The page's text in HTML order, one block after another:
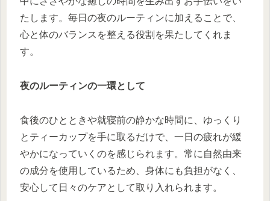
たします。毎日の夜のルーティンに加えることで、
心と体のバランスを整える役割を果たしてくれま
す。
夜のルーティンの一環として
食後のひとときや就寝前の静かな時間に、ゆっくり
とティーカップを手に取るだけで、一日の疲れが緩
やかになっていくのを感じられます。常に自然由来
の成分を使用しているため、身体にも負担がなく、
安心して日々のケアとして取り入れられます。